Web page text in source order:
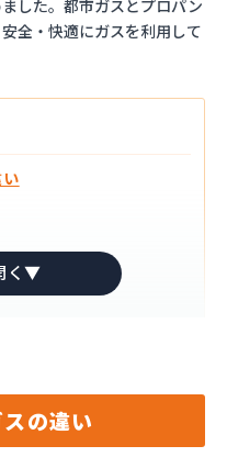
した。都市ガスとプロパン
全・快適にガスを利用して
の違い